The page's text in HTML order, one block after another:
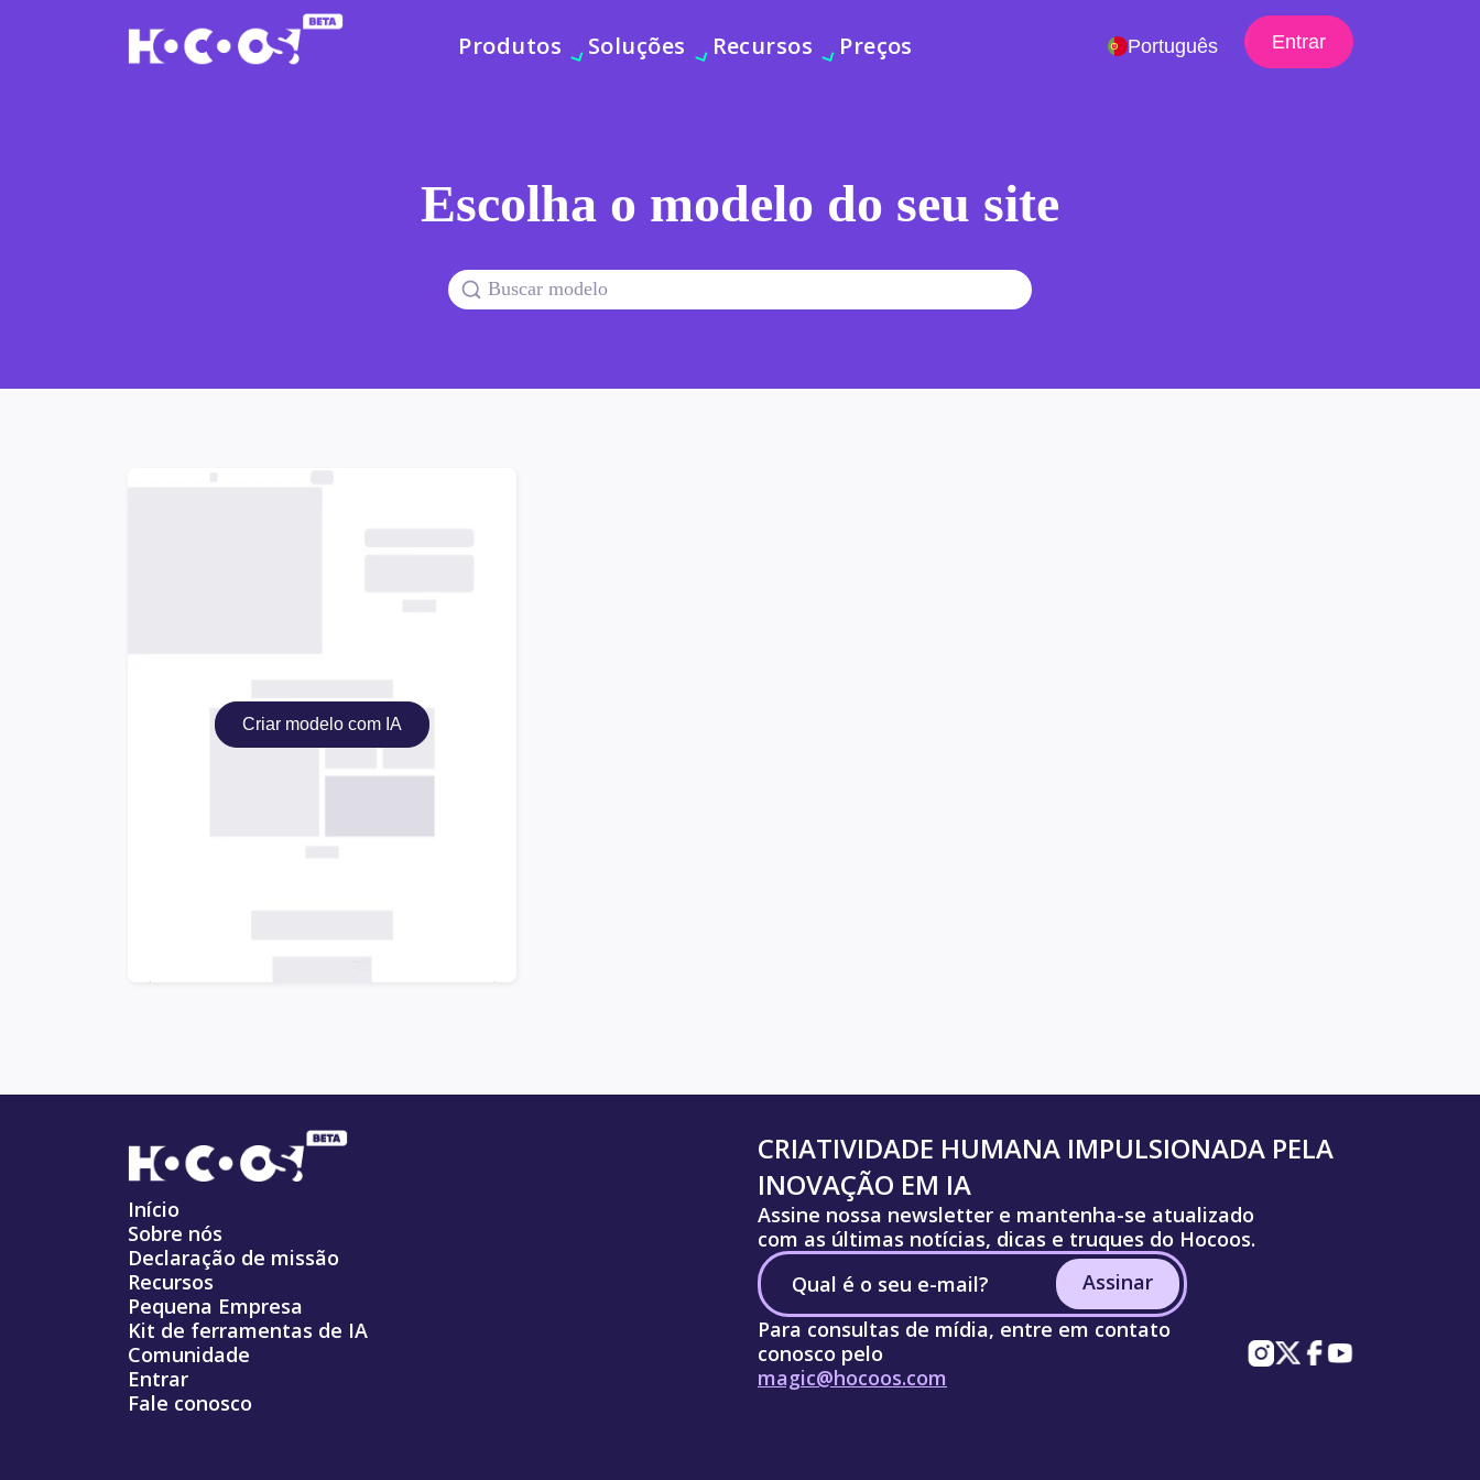
Produtos Soluções Recursos Preços Português Entrar
Escolha o modelo do seu site
Criar modelo com IA
Início
Sobre nós
Declaração de missão
Recursos
Pequena Empresa
Kit de ferramentas de IA
Comunidade
Entrar
Fale conosco
CRIATIVIDADE HUMANA IMPULSIONADA PELA
INOVAÇÃO EM IA
Assine nossa newsletter e mantenha-se atualizado
com as últimas notícias, dicas e truques do Hocoos.
Assinar
Para consultas de mídia, entre em contato
conosco pelo
magic@hocoos.com